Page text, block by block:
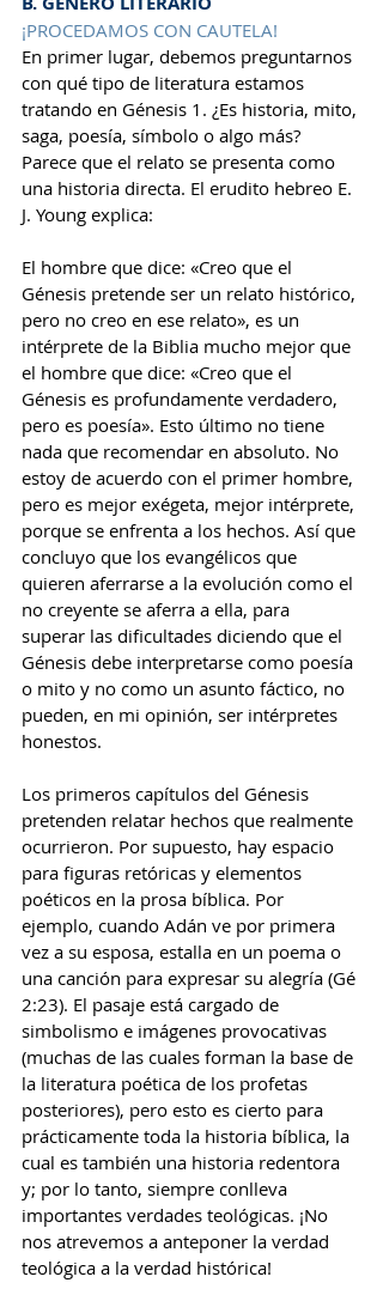
¡PROCEDAMOS CON CAUTELA!
En primer lugar, debemos preguntarnos
con qué tipo de literatura estamos
tratando en Génesis 1. ¿Es historia, mito,
saga, poesía, símbolo o algo más?
Parece que el relato se presenta como
una historia directa. El erudito hebreo E.
J. Young explica:
El hombre que dice: «Creo que el
Génesis pretende ser un relato histórico,
pero no creo en ese relato», es un
intérprete de la Biblia mucho mejor que
el hombre que dice: «Creo que el
Génesis es profundamente verdadero,
pero es poesía». Esto último no tiene
nada que recomendar en absoluto. No
estoy de acuerdo con el primer hombre,
pero es mejor exégeta, mejor intérprete,
porque se enfrenta a los hechos. Así que
concluyo que los evangélicos que
quieren aferrarse a la evolución como el
no creyente se aferra a ella, para
superar las dificultades diciendo que el
Génesis debe interpretarse como poesía
o mito y no como un asunto fáctico, no
pueden, en mi opinión, ser intérpretes
honestos.
Los primeros capítulos del Génesis
pretenden relatar hechos que realmente
ocurrieron. Por supuesto, hay espacio
para figuras retóricas y elementos
poéticos en la prosa bíblica. Por
ejemplo, cuando Adán ve por primera
vez a su esposa, estalla en un poema o
una canción para expresar su alegría (Gé
2:23). El pasaje está cargado de
simbolismo e imágenes provocativas
(muchas de las cuales forman la base de
la literatura poética de los profetas
posteriores), pero esto es cierto para
prácticamente toda la historia bíblica, la
cual es también una historia redentora
y; por lo tanto, siempre conlleva
importantes verdades teológicas. ¡No
nos atrevemos a anteponer la verdad
teológica a la verdad histórica!